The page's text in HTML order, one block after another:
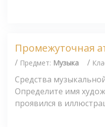
Промежуточная
/ Предмет: Музыка /
Средства
Определите имя
проявился в